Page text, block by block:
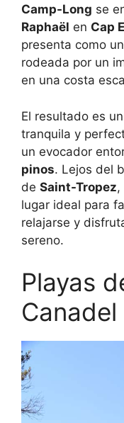
Camp-Long se
Raphaël en Cap
presenta como
rodeada por un
en una costa
El resultado es un
tranquila y
un evocador
pinos. Lejos del
de Saint-Tropez,
lugar ideal para
relajarse y
sereno.
Playas
Canadel